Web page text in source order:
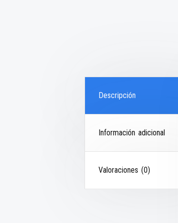
Descripción
Información adicional
Valoraciones (0)